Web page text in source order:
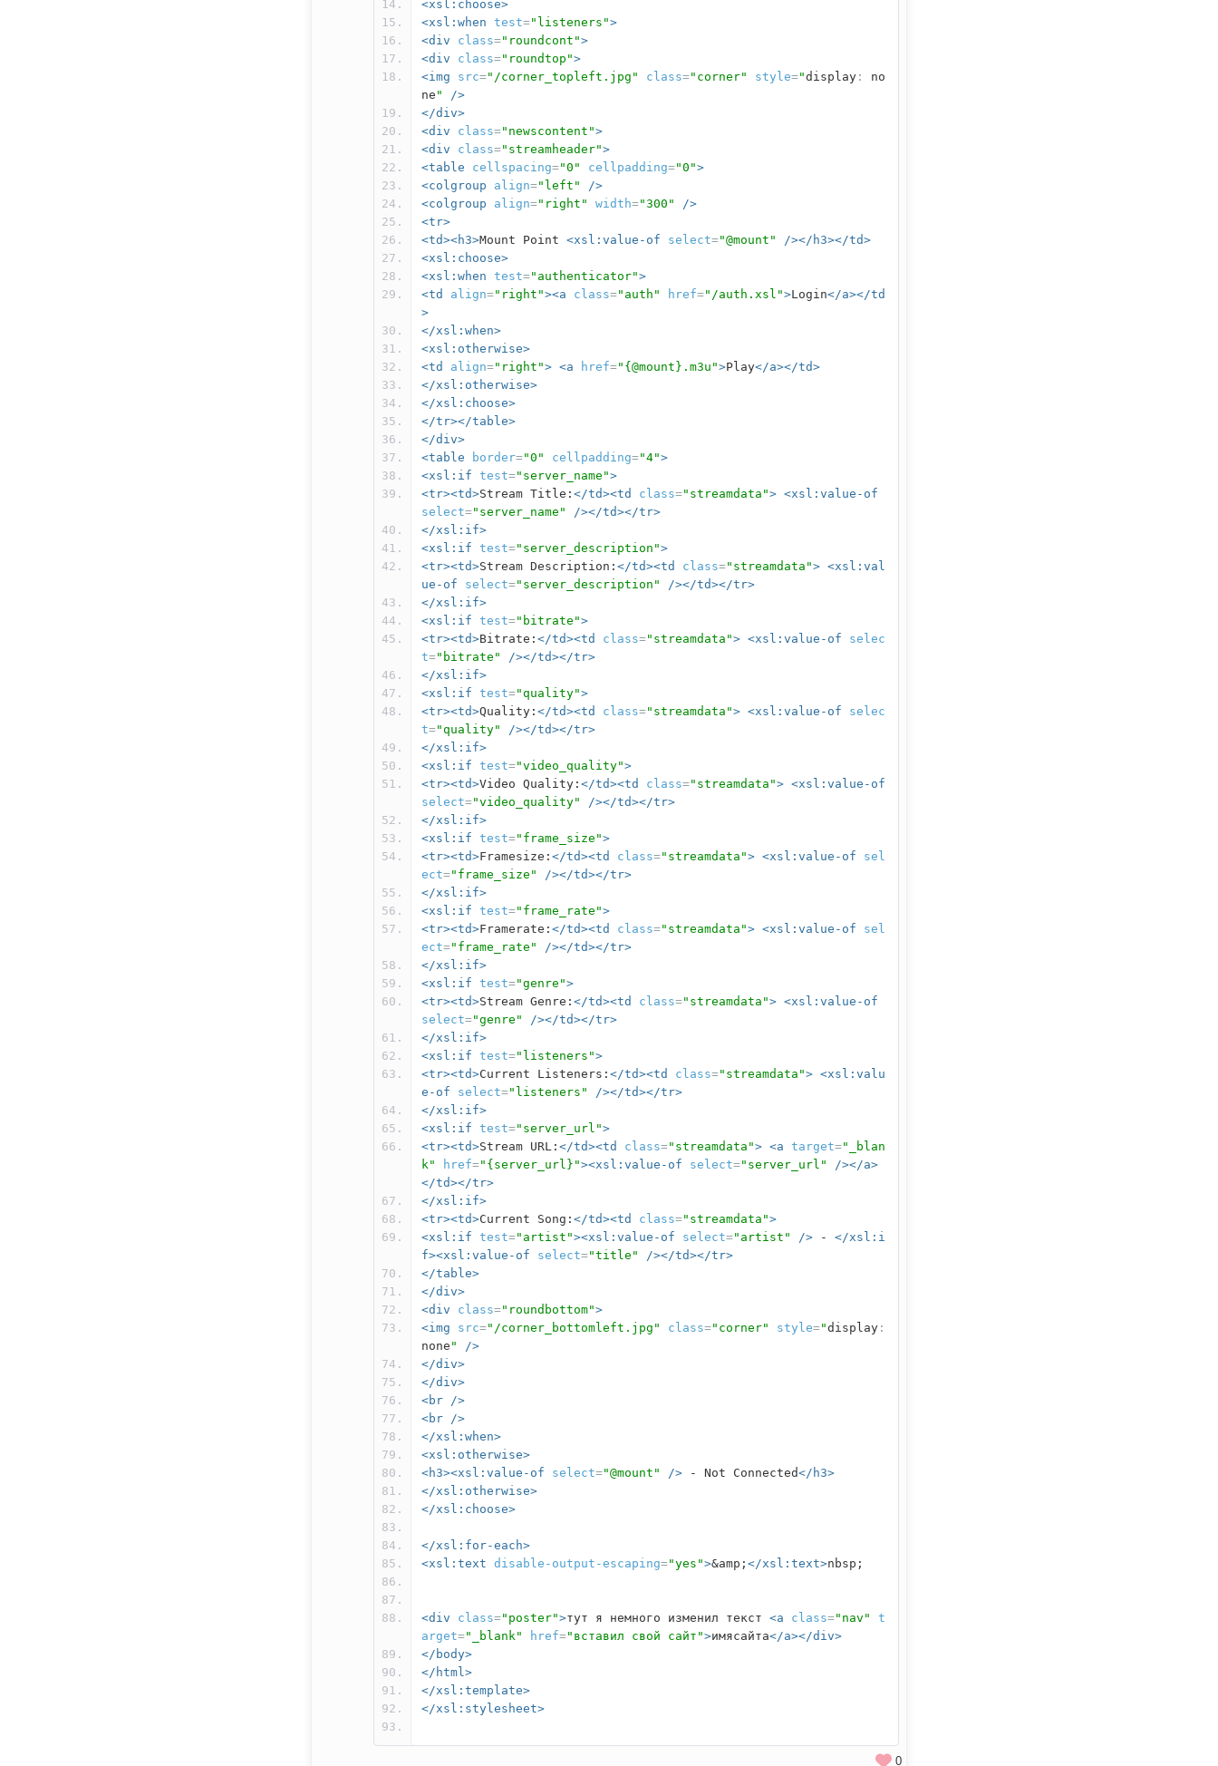
<xsl:choose>
<xsl:when test="listeners">
<div
class="roundcont">
<div
class="roundtop">
<img
src="/corner_topleft.jpg" class="corner" style="display :
no
ne "
/>
</div>
<div
class="newscontent">
<div
class="streamheader">
<table
cellspacing="0" cellpadding="0">
<colgroup
align="left"
/>
<colgroup
align="right" width="300"
/>
<tr>
<td><h3>Mount Point <xsl:value-of select="@mount"
/></h3></td>
<xsl:choose>
<xsl:when test="authenticator">
<td
align="right"><a class="auth" href="/auth.xsl">Login</a></td
>
</xsl:when>
<xsl:otherwise>
<td
align="right"> <a href="{@mount}.m3u">Play</a></td>
</xsl:otherwise>
</xsl:choose>
</tr></table>
</div>
<table
border="0" cellpadding="4">
<xsl:if test="server_name">
<tr><td>Stream Title: </td><td class="streamdata"> <xsl:value-of
select="server_name"
/></td></tr>
</xsl:if>
<xsl:if test="server_description">
<tr><td>Stream Description: </td><td class="streamdata"> <xsl:val
ue-of
select="server_description"
/></td></tr>
</xsl:if>
<xsl:if test="bitrate">
<tr><td>Bitrate: </td><td class="streamdata"> <xsl:value-of
selec
t="bitrate"
/></td></tr>
</xsl:if>
<xsl:if test="quality">
<tr><td>Quality: </td><td class="streamdata"> <xsl:value-of
selec
t="quality"
/></td></tr>
</xsl:if>
<xsl:if test="video_quality">
<tr><td>Video Quality: </td><td class="streamdata"> <xsl:value-of
select="video_quality"
/></td></tr>
</xsl:if>
<xsl:if test="frame_size">
<tr><td>Framesize: </td><td class="streamdata"> <xsl:value-of
sel
ect="frame_size"
/></td></tr>
</xsl:if>
<xsl:if test="frame_rate">
<tr><td>Framerate: </td><td class="streamdata"> <xsl:value-of
sel
ect="frame_rate"
/></td></tr>
</xsl:if>
<xsl:if test="genre">
<tr><td>Stream Genre: </td><td class="streamdata"> <xsl:value-of
select="genre"
/></td></tr>
</xsl:if>
<xsl:if test="listeners">
<tr><td>Current Listeners: </td><td class="streamdata"> <xsl:valu
e-of
select="listeners"
/></td></tr>
</xsl:if>
<xsl:if test="server_url">
<tr><td>Stream URL: </td><td class="streamdata"> <a target="_blan
k"
href="{server_url}"><xsl:value-of select="server_url"
/></a>
</td></tr>
</xsl:if>
<tr><td>Current Song: </td><td class="streamdata">
<xsl:if test="artist"><xsl:value-of select="artist" /> - </xsl:i
f><xsl:value-of
select="title"
/></td></tr>
</table>
</div>
<div
class="roundbottom">
<img
src="/corner_bottomleft.jpg" class="corner" style="display :
none "
/>
</div>
</div>
<br />
<br />
</xsl:when>
<xsl:otherwise>
<h3><xsl:value-of
select="@mount" /> - Not Connected</h3>
</xsl:otherwise>
</xsl:choose>
</xsl:for-each>
<xsl:text disable-output-escaping="yes">&amp; </xsl:text>nbsp;
<div class="poster">тут я немного изменил текст <a class="nav"
t
arget="_blank" href="вставил свой сайт">имясайта</a></div>
</body>
</html>
</xsl:template>
</xsl:stylesheet>
0